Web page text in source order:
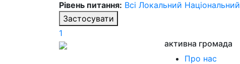
Рівень питання: Всі Локальний Національний
Застосувати
1
активна громада
Про нас